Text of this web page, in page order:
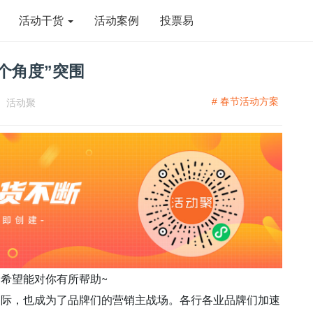
活动干货 活动案例 投票易
角度”突围
# 春节活动方案
活动聚
望能对你有所帮助~
，也成为了品牌们的营销主战场。各行各业品牌们加速